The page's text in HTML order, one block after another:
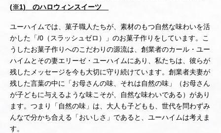
(※1) のハロウィンスイーツ
ユーハイムでは、菓子職人たちが、素材のもつ自然な味わいを活
かした「/0（スラッシュゼロ）」のお菓子作りをしています。こ
うしたお菓子作りへのこだわりの源流は、創業者のカール・ユー
ハイムとその妻エリーゼ・ユーハイムにあり、私たちは、彼らが
残したメッセージを今も大切に守り続けています。創業者夫妻が
残した言葉の中に「お母さんの味、それは自然の味」（お母さん
が子どもに与えるような味こそが、自然な味わいである）があり
ます。つまり「自然の味」は、大人も子どもも、世代を問わずみ
んなで分かち合える「おいしさ」であると、ユーハイムは考えま
す。